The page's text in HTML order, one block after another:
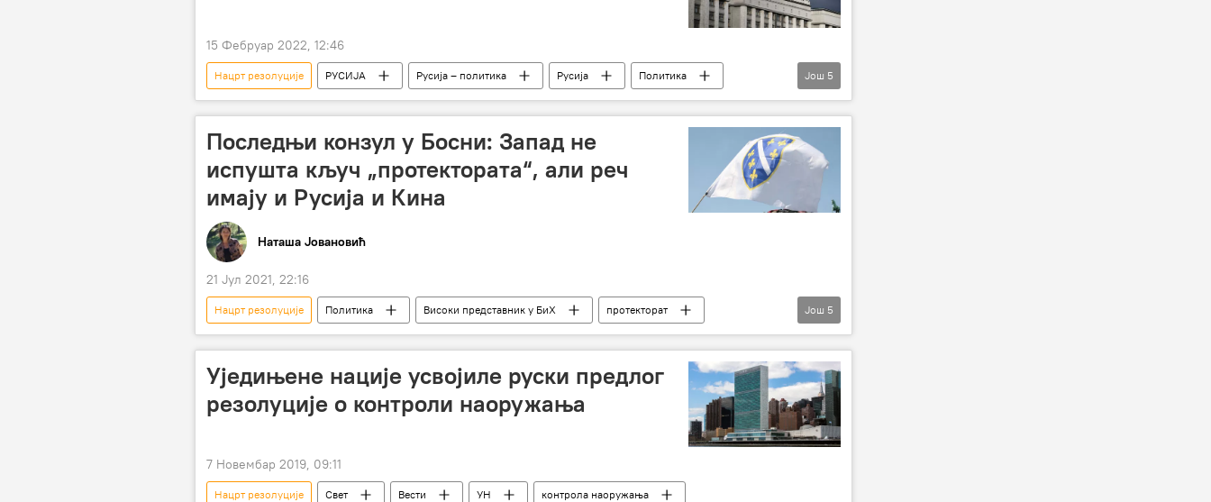
15 Фебруар 2022, 12:46
Нацрт резолуције РУСИЈА Русија – политика Русија
Политика
Државна дума Русије
ЛНР признање Владимир Путин ДНР
Још 5
Последњи конзул у Босни: Запад не
испушта кључ „протектората“, али реч
имају и Русија и Кина
Наташа Јовановић
21 Јул 2021, 22:16
Нацрт резолуције Политика Високи представник у БиХ
протекторат
Анализе и мишљења
Ненад Кецмановић Босна и Херцеговина (БиХ)
Регион
Још 5
Уједињене нације усвојиле руски предлог
резолуције о контроли наоружања
7 Новембар 2019, 09:11
Нацрт резолуције Свет Вести УН контрола наоружања